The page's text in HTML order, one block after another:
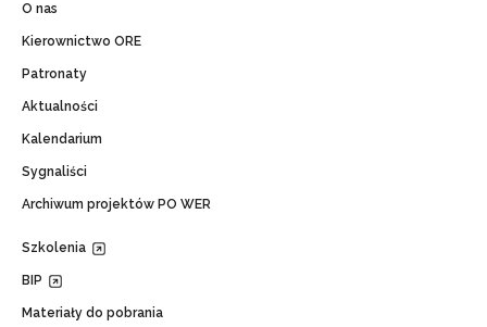
O nas
Kierownictwo ORE
Patronaty
Aktualności
Kalendarium
Sygnaliści
Archiwum projektów PO WER
Szkolenia
BIP
Materiały do pobrania